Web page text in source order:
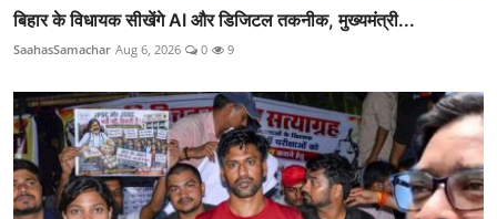
बिहार के विधायक सीखेंगे AI और डिजिटल तकनीक, मुख्यमंत्री...
SaahasSamachar Aug 6, 2026 0 9